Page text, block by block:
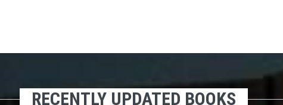
RECENTLY UPDATED BOOKS